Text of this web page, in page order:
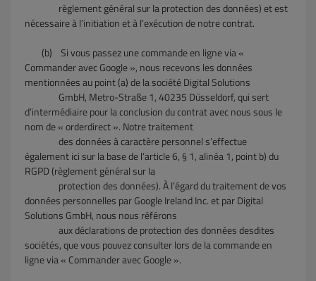
règlement général sur la protection des données) et est
nécessaire à l’initiation et à l’exécution de notre contrat.
(b)
Si vous passez une commande en ligne via «
Commander avec Google », nous recevons les données
mentionnées au point (a) de la société Digital Solutions
GmbH, Metro-Straße 1, 40235 Düsseldorf, qui sert
d’intermédiaire pour la conclusion du contrat avec nous sous le
nom de « orderdirect ». Notre traitement
des données à caractère personnel s’effectue
également ici sur la base de l’article 6, § 1, alinéa 1, point b) du
RGPD (règlement général sur la
protection des données). À l’égard du traitement de vos
données personnelles par Google Ireland Inc. et par Digital
Solutions GmbH, nous nous référons
aux déclarations de protection des données desdites
sociétés, que vous pouvez consulter lors de la commande en
ligne via « Commander avec Google ».